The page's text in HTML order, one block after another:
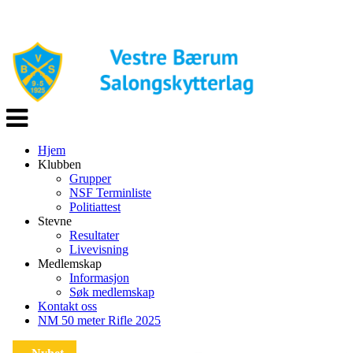
Veksle
navigasjon
Hjem
Klubben
Grupper
NSF Terminliste
Politiattest
Stevne
Resultater
Livevisning
Medlemskap
Informasjon
Søk medlemskap
Kontakt oss
NM 50 meter Rifle 2025